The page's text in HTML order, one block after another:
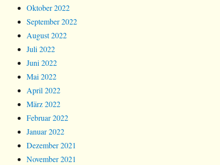
Oktober 2022
September 2022
August 2022
Juli 2022
Juni 2022
Mai 2022
April 2022
März 2022
Februar 2022
Januar 2022
Dezember 2021
November 2021